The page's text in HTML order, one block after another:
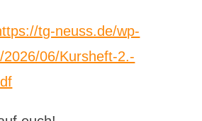
tg-neuss.de/wp-
06/Kursheft-2.-